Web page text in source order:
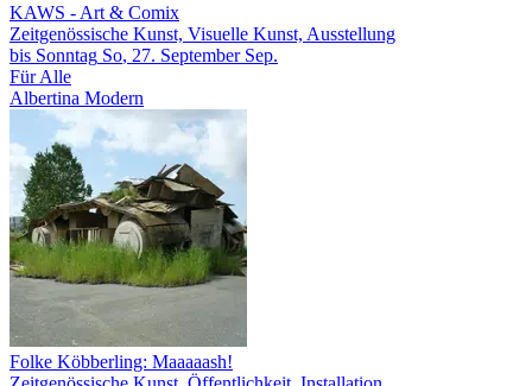
KAWS - Art & Comix
Zeitgenössische Kunst, Visuelle Kunst, Ausstellung
bis Sonntag So, 27. September Sep.
Für Alle
Albertina Modern
Folke Köbberling: Maaaaash!